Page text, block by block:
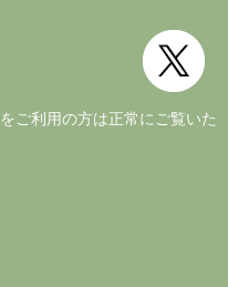
ご利用の方は正常にご覧いた